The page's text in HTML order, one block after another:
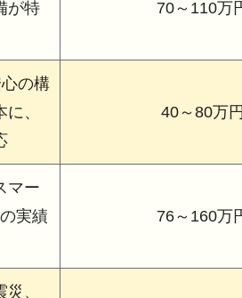
が特
70～110万
の構
、
40～80万円
マー
実績
76～160万
、